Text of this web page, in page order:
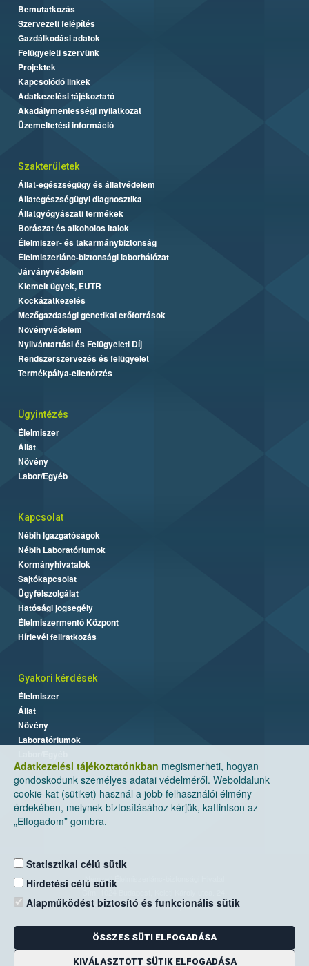
Adatkezelési tájékoztatónkban megismerheti, hogyan
gondoskodunk személyes adatai védelméről. Weboldalunk
cookie-kat (sütiket) használ a jobb felhasználói élmény
érdekében, melynek biztosításához kérjük, kattintson az
„Elfogadom” gombra.
Statisztikai célú sütik
Hirdetési célú sütik
Alapműködést biztosító és funkcionális sütik
ÖSSZES SÜTI ELFOGADÁSA
KIVÁLASZTOTT SÜTIK ELFOGADÁSA
Bemutatkozás
Szervezeti felépítés
Gazdálkodási adatok
Felügyeleti szervünk
Projektek
Kapcsolódó linkek
Adatkezelési tájékoztató
Akadálymentességi nyilatkozat
Üzemeltetési információ
Szakterületek
Állat-egészségügy és állatvédelem
Állategészségügyi diagnosztika
Állatgyógyászati termékek
Borászat és alkoholos italok
Élelmiszer- és takarmánybiztonság
Élelmiszerlánc-biztonsági laborhálózat
Járványvédelem
Kiemelt ügyek, EUTR
Kockázatkezelés
Mezőgazdasági genetikai erőforrások
Növényvédelem
Nyilvántartási és Felügyeleti Díj
Rendszerszervezés és felügyelet
Termékpálya-ellenőrzés
Ügyintézés
Élelmiszer
Állat
Növény
Labor/Egyéb
Kapcsolat
Nébih Igazgatóságok
Nébih Laboratóriumok
Kormányhivatalok
Sajtókapcsolat
Ügyfélszolgálat
Hatósági jogsegély
Élelmiszermentő Központ
Hírlevél feliratkozás
Gyakori kérdések
Élelmiszer
Állat
Növény
Laboratóriumok
Nemzeti Élelmiszerlánc-biztonsági Hivatal
Levelezési cím: 1525 Budapest. Pf. 30.
E-mail:ugyfelszolgalat@nebih.gov.hu
Zöld szám: 06-80/263-244